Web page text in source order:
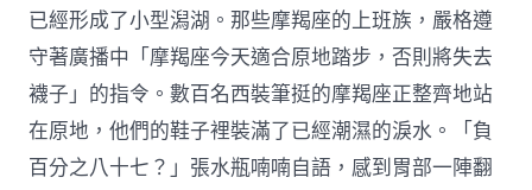
已經形成了小型潟湖。那些摩羯座的上班族，嚴格遵
守著廣播中「摩羯座今天適合原地踏步，否則將失去
襪子」的指令。數百名西裝筆挺的摩羯座正整齊地站
在原地，他們的鞋子裡裝滿了已經潮濕的淚水。「負
百分之八十七？」張水瓶喃喃自語，感到胃部一陣翻